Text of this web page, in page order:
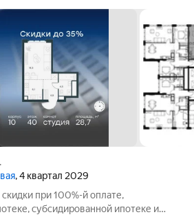
, 4 квартал 2029
при 100%-й оплате,
субсидированной ипотеке и